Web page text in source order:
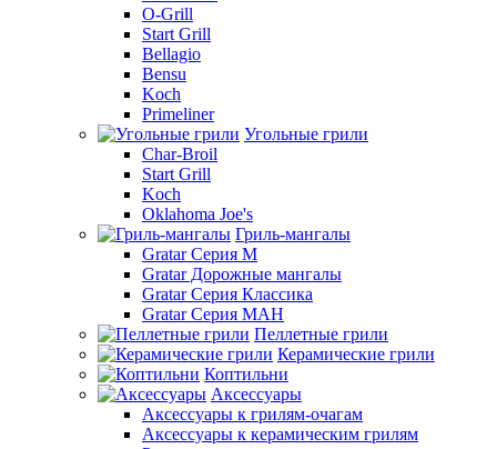
O-Grill
Start Grill
Bellagio
Bensu
Koch
Primeliner
Угольные грили
Char-Broil
Start Grill
Koch
Oklahoma Joe's
Гриль-мангалы
Gratar Серия M
Gratar Дорожные мангалы
Gratar Серия Классика
Gratar Серия МАН
Пеллетные грили
Керамические грили
Коптильни
Аксессуары
Аксессуары к грилям-очагам
Аксессуары к керамическим грилям